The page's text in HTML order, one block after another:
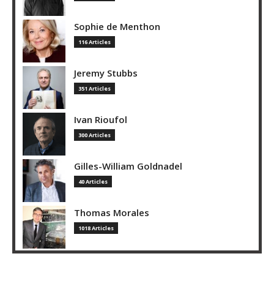
Sophie de Menthon
116 Articles
Jeremy Stubbs
351 Articles
Ivan Rioufol
300 Articles
Gilles-William Goldnadel
40 Articles
Thomas Morales
1018 Articles